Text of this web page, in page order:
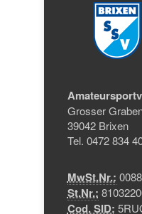
Grosser
39042 Brixen
Tel. 0472 834
MwSt.Nr.:
St.Nr.:
Cod. SID: